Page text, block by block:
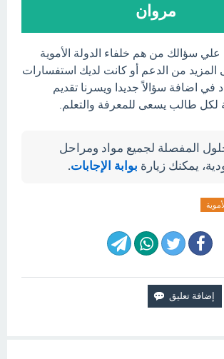
مروان
علي سؤالك من هم خلفاء الدولة الأموية
المزيد من الدعم أو كانت لديك استفسارات
في اضافة سؤالاً جديدا ويسرنا تقديم
لكل طالب يسعى للمعرفة والتعلم.
المفصلة لجميع مواد ومراحل
يمكنك زيارة بوابة الإجابات.